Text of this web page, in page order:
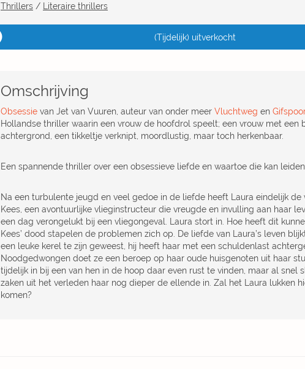
Thrillers / Literaire thrillers
(Tijdelijk) uitverkocht
Omschrijving
Obsessie van Jet van Vuuren, auteur van onder meer Vluchtweg en Gifspoor
Hollandse thriller waarin een vrouw de hoofdrol speelt; een vrouw met een
achtergrond, een tikkeltje verknipt, moordlustig, maar toch herkenbaar.
Een spannende thriller over een obsessieve liefde en waartoe die kan
Na een turbulente jeugd en veel gedoe in de liefde heeft Laura eindelijk de
Kees, een avontuurlijke vlieginstructeur die vreugde en invulling aan haar
een dag verongelukt bij een vliegongeval. Laura stort in. Hoe heeft dit
Kees’ dood stapelen de problemen zich op. De liefde van Laura’s leven
een leuke kerel te zijn geweest, hij heeft haar met een schuldenlast
Noodgedwongen doet ze een beroep op haar oude huisgenoten uit haar
tijdelijk in bij een van hen in de hoop daar even rust te vinden, maar al snel
zaken uit het verleden haar nog dieper de ellende in. Zal het Laura lukken
komen?